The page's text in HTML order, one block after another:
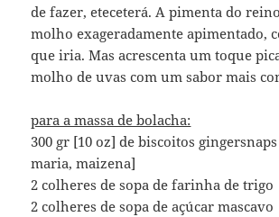
de fazer, eteceterá. A pimenta do
molho exageradamente apimentado,
que iria. Mas acrescenta um toque
molho de uvas com um sabor mais
para a massa de bolacha:
300 gr [10 oz] de biscoitos
maria, maizena]
2 colheres de sopa de farinha de trigo
2 colheres de sopa de açúcar mascavo